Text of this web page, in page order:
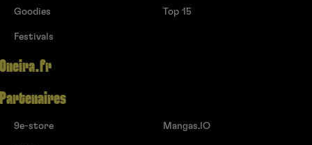
Goodies
Festivals
Top 15
Oneira.fr
Partenaires
9e-store Mangas.IO